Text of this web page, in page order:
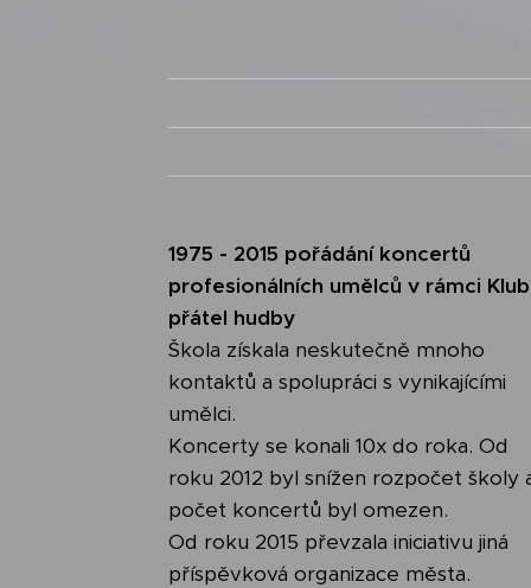
1975 - 2015 pořádání koncertů
profesionálních umělců v rámci
přátel hudby
Škola získala neskutečně mnoho
kontaktů a spolupráci s vynikajícími
umělci.
Koncerty se konali 10x do roka. Od
roku 2012 byl snížen rozpočet školy
počet koncertů byl omezen.
Od roku 2015 převzala iniciativu jiná
příspěvková organizace města.